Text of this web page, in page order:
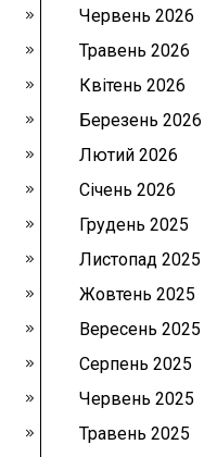
Червень 2026
Травень 2026
Квітень 2026
Березень 2026
Лютий 2026
Січень 2026
Грудень 2025
Листопад 2025
Жовтень 2025
Вересень 2025
Серпень 2025
Червень 2025
Травень 2025